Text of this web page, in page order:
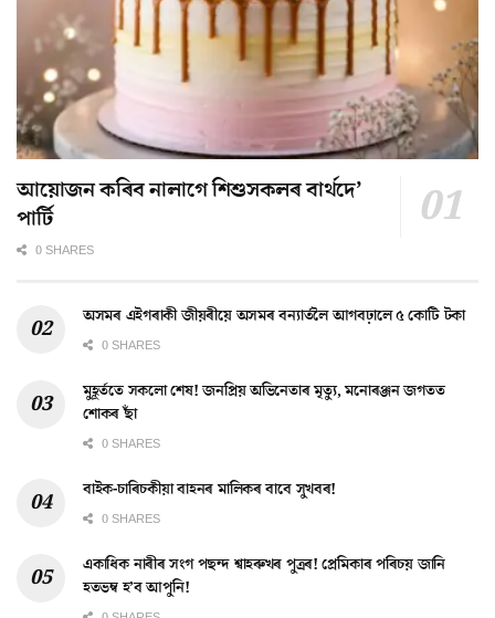
আয়োজন কৰিব নালাগে শিশুসকলৰ বাৰ্থদে’
পাৰ্টি
0 SHARES
অসমৰ এইগৰাকী জীয়ৰীয়ে অসমৰ বন্যাৰ্তলৈ আগবঢ়ালে ৫ কোটি টকা
0 SHARES
মুহূৰ্ততে সকলো শেষ! জনপ্ৰিয় অভিনেতাৰ মৃত্যু, মনোৰঞ্জন জগতত
শোকৰ ছাঁ
0 SHARES
বাইক-চাৰিচকীয়া বাহনৰ মালিকৰ বাবে সুখবৰ!
0 SHARES
একাধিক নাৰীৰ সংগ পছন্দ শ্বাহৰুখৰ পুত্ৰৰ! প্ৰেমিকাৰ পৰিচয় জানি
হতভম্ব হ’ব আপুনি!